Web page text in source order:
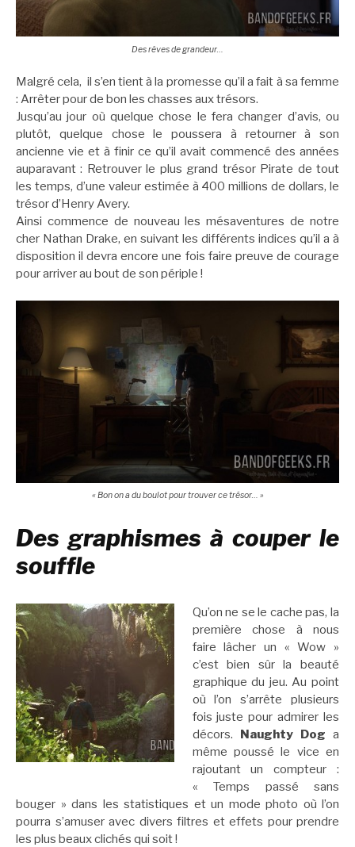
Des rêves de grandeur…
Malgré cela, il s’en tient à la promesse qu’il a fait à sa femme
: Arrêter pour de bon les chasses aux trésors.
Jusqu’au jour où quelque chose le fera changer d’avis, ou
plutôt, quelque chose le poussera à retourner à son
ancienne vie et à finir ce qu’il avait commencé des années
auparavant : Retrouver le plus grand trésor Pirate de tout
les temps, d’une valeur estimée à 400 millions de dollars, le
trésor d’Henry Avery.
Ainsi commence de nouveau les mésaventures de notre
cher Nathan Drake, en suivant les différents indices qu’il a à
disposition il devra encore une fois faire preuve de courage
pour arriver au bout de son périple !
« Bon on a du boulot pour trouver ce trésor… »
Des graphismes à couper le
souffle
Qu’on ne se le cache pas, la
première chose à nous
faire lâcher un « Wow »
c’est bien sûr la beauté
graphique du jeu. Au point
où l’on s’arrête plusieurs
fois juste pour admirer les
décors. Naughty Dog a
même poussé le vice en
rajoutant un compteur :
« Temps passé sans
bouger » dans les statistiques et un mode photo où l’on
pourra s’amuser avec divers filtres et effets pour prendre
les plus beaux clichés qui soit !